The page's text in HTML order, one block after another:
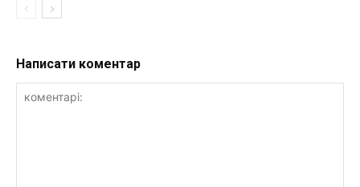
Написати коментар